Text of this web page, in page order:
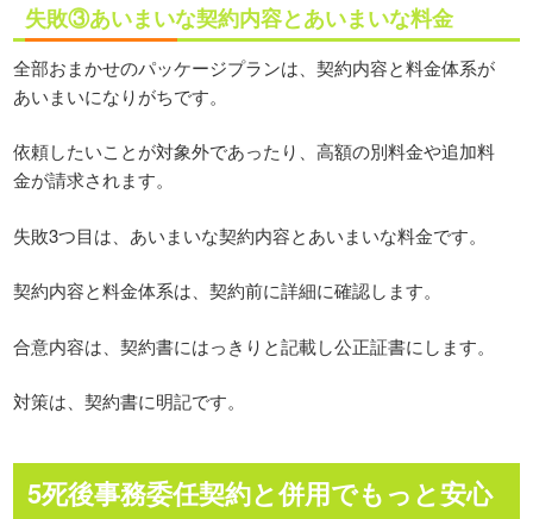
失敗③あいまいな契約内容とあいまいな料金
全部おまかせのパッケージプランは、契約内容と料金体系が
あいまいになりがちです。
依頼したいことが対象外であったり、高額の別料金や追加料
金が請求されます。
失敗3つ目は、あいまいな契約内容とあいまいな料金です。
契約内容と料金体系は、契約前に詳細に確認します。
合意内容は、契約書にはっきりと記載し公正証書にします。
対策は、契約書に明記です。
5死後事務委任契約と併用でもっと安心